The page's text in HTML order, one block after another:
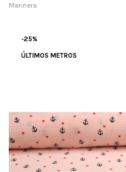
Marinera
-25%
ÚLTIMOS METROS